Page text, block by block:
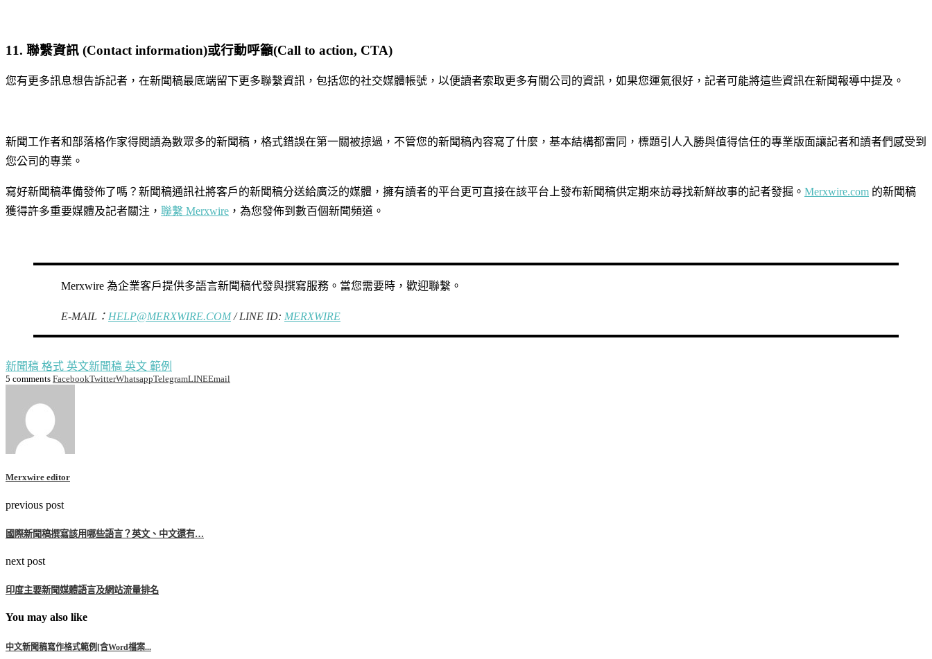
11. 聯繫資訊 (Contact information)或行動呼籲(Call to action, CTA)
您有更多訊息想告訴記者，在新聞稿最底端留下更多聯繫資訊，包括您的社交媒體帳號，以便讀者索取更多有關公司的資訊，如果您運氣很好，記者可能將這些資訊在新聞報導中提及。
新聞工作者和部落格作家得閱讀為數眾多的新聞稿，格式錯誤在第一關被掠過，不管您的新聞稿內容寫了什麼，基本結構都雷同，標題引人入勝與值得信任的專業版面讓記者和讀者們感受到
您公司的專業。
寫好新聞稿準備發佈了嗎？新聞稿通訊社將客戶的新聞稿分送給廣泛的媒體，擁有讀者的平台更可直接在該平台上發布新聞稿供定期來訪尋找新鮮故事的記者發掘。 Merxwire.com 的新聞稿
獲得許多重要媒體及記者關注， 聯繫 Merxwire ，為您發佈到數百個新聞頻道。
Merxwire 為企業客戶提供多語言新聞稿代發與撰寫服務。當您需要時，歡迎聯繫。
E-MAIL： HELP@MERXWIRE.COM/ LINE ID: MERXWIRE
新聞稿 格式 英文新聞稿 英文 範例
5 comments FacebookTwitterWhatsappTelegramLINEEmail
Merxwire editor
previous post
國際新聞稿撰寫該用哪些語言？英文、中文還有…
next post
印度主要新聞媒體語言及網站流量排名
You may also like
中文新聞稿寫作格式範例[含Word檔案...